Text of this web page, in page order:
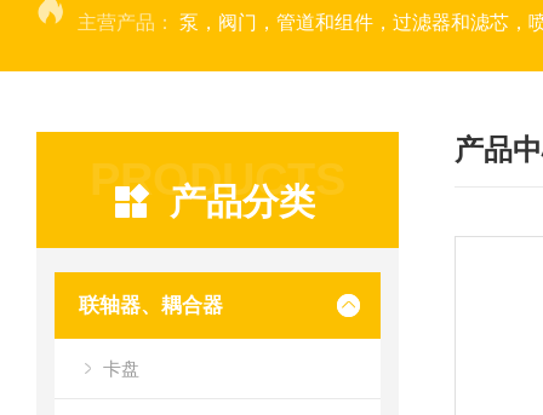
主营产品： 泵，阀门，管道和组件，过滤器和滤芯，
PRODUCTS
产品分类
联轴器、耦合器
卡盘
产品